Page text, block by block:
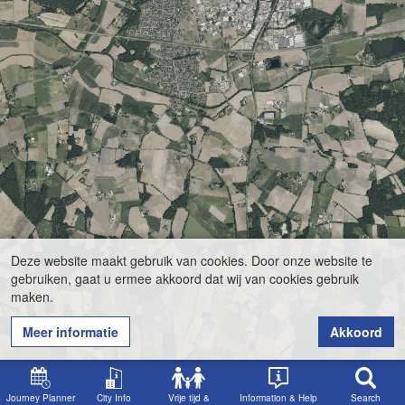
Journey Planner City Info
Vrije tijd &
Information & Help Search
Deze website maakt gebruik van cookies. Door onze website te
gebruiken, gaat u ermee akkoord dat wij van cookies gebruik
maken.
Meer informatie
Akkoord